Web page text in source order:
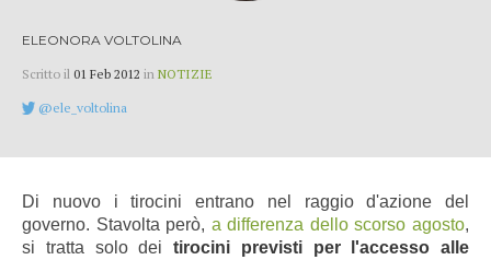
ELEONORA VOLTOLINA
Scritto il 01 Feb 2012 in NOTIZIE
@ele_voltolina
Di nuovo i tirocini entrano nel raggio d'azione del
governo. Stavolta però, a differenza dello scorso agosto,
si tratta solo dei tirocini previsti per l'accesso alle